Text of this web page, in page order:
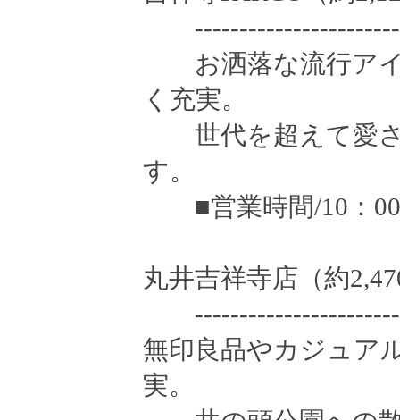
お洒落な流行アイ
く充実。
世代を超えて愛さ
す。
■営業時間/10：00
丸井吉祥寺店（約
無印良品やカジュア
実。